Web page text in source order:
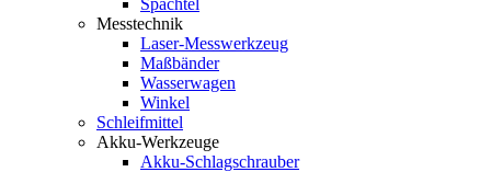
Spachtel
Messtechnik
Laser-Messwerkzeug
Maßbänder
Wasserwagen
Winkel
Schleifmittel
Akku-Werkzeuge
Akku-Schlagschrauber